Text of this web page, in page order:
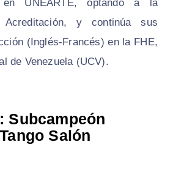
UNEARTE, optando a la
Acreditación, y continúa sus
(Inglés-Francés) en la FHE,
de Venezuela (UCV).
Subcampeón
Salón